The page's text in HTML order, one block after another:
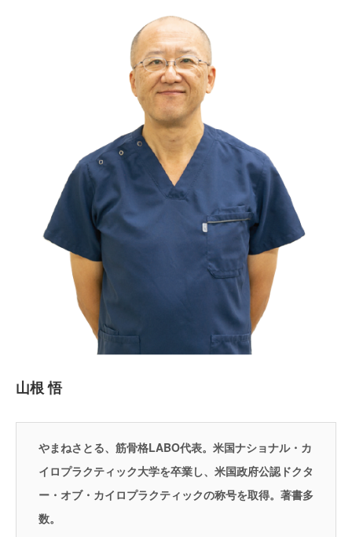
山根 悟
やまねさとる、筋骨格LABO代表。米国ナショナル・カ
イロプラクティック大学を卒業し、米国政府公認ドクタ
ー・オブ・カイロプラクティックの称号を取得。著書多
数。